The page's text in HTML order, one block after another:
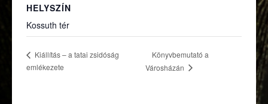
HELYSZÍN
Kossuth tér
Kiállítás – a tatai zsidóság
emlékezete
Könyvbemutató a
Városházán